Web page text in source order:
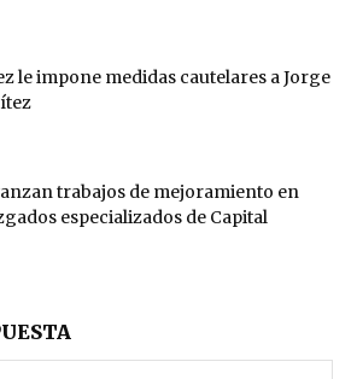
le impone medidas cautelares a Jorge
trabajos de mejoramiento en
especializados de Capital